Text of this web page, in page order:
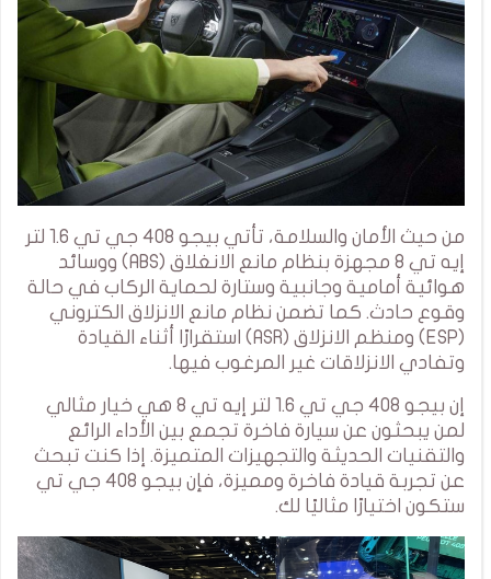
من حيث الأمان والسلامة، تأتي بيجو 408 جي تي 1.6 لتر
إيه تي 8 مجهزة بنظام مانع الانغلاق (ABS) ووسائد
هوائية أمامية وجانبية وستارة لحماية الركاب في حالة
وقوع حادث. كما تضمن نظام مانع الانزلاق الكتروني
(ESP) ومنظم الانزلاق (ASR) استقرارًا أثناء القيادة
وتفادي الانزلاقات غير المرغوب فيها.
إن بيجو 408 جي تي 1.6 لتر إيه تي 8 هي خيار مثالي
لمن يبحثون عن سيارة فاخرة تجمع بين الأداء الرائع
والتقنيات الحديثة والتجهيزات المتميزة. إذا كنت تبحث
عن تجربة قيادة فاخرة ومميزة، فإن بيجو 408 جي تي
ستكون اختيارًا مثاليًا لك.